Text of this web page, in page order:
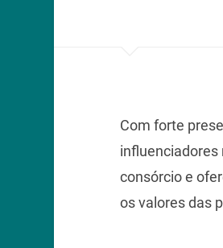
Com forte
influenciadores
consórcio e
os valores das